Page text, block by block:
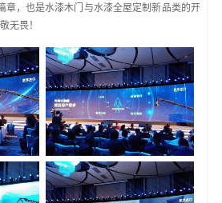
章，也是水漆木门与水漆全屋定制新品类的开
无畏！